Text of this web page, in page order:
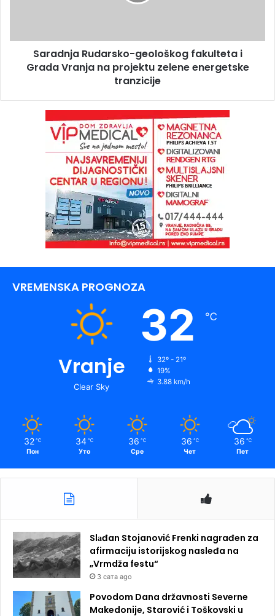
Saradnja Rudarsko-geološkog fakulteta i
Grada Vranja na projektu zelene energetske
tranzicije
VREMENSKA PROGNOZA
Vranje
Clear Sky
32 ℃
32º - 21º
19%
3.88 km/h
32 ℃
Пон
34 ℃
Уто
36 ℃
Сре
36 ℃
Чет
36 ℃
Пет
Slаđan Stojanović Frenki nagrađen za
afirmaciju istorijskog nasleđa na
„Vrmdža festu“
3 сата ago
Povodom Dana državnosti Severne
Makedonije, Starović i Toškovski u